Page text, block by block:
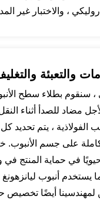
، والاختبار
والتعبئة
، سنقوم بطلاء سطح
مضاد للصدأ أثناء
الفولاذية ، يتم
على جسم الأنبوب.
في حماية المنتج
ما يستخدم أنبوب
أيضًا تخصيص